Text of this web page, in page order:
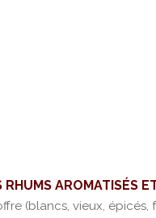
AROMATISÉS
(blancs, vieux, épicés,